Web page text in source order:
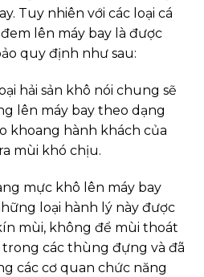
Tuy nhiên với các loại cá
lên máy bay là được
quy định như sau:
hải sản khô nói chung sẽ
lên máy bay theo dạng
khoang hành khách của
mùi khó chịu.
mực khô lên máy bay
loại hành lý này được
mùi, không để mùi thoát
trong các thùng đựng và đã
các cơ quan chức năng